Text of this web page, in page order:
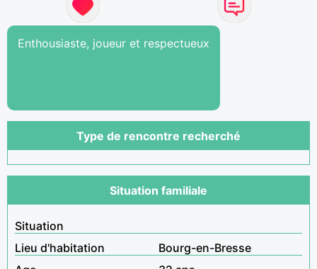
Enthousiaste, joueur et respectueux
Type de rencontre recherché
Situation familiale
Situation
Lieu d'habitation
Bourg-en-Bresse